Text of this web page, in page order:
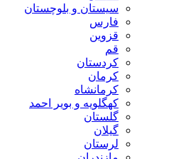
سیستان و بلوچستان
فارس
قزوین
قم
کردستان
کرمان
کرمانشاه
کهگلویه و بویر احمد
گلستان
گیلان
لرستان